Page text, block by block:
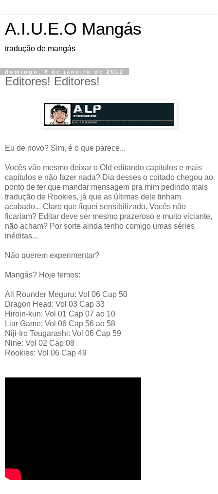
A.I.U.E.O Mangás
tradução de mangás
domingo, 8 de janeiro de 2012
Editores! Editores!
Eu de novo? Sim, é o que parece...
Vocês vão mesmo deixar o Old editando capítulos e mais
capítulos e não fazer nada? Dia desses o coitado chegou ao
ponto de ter que mandar mensagem pra mim pedindo mais
tradução de Rookies, já que as últimas dele tinham
acabado... Claro que fiquei sensibilizado. Vocês não
ficariam? Editar deve ser mesmo prazeroso e muito viciante,
não acham? Por sorte ainda tenho comigo umas séries
inéditas...
Não querem experimentar?
Mangás? Hoje temos:
All Rounder Meguru: Vol 06 Cap 50
Dragon Head: Vol 03 Cap 33
Hiroin-kun: Vol 01 Cap 07 ao 10
Liar Game: Vol 06 Cap 56 ao 58
Niji-Iro Tougarashi: Vol 06 Cap 59
Nine: Vol 02 Cap 08
Rookies: Vol 06 Cap 49